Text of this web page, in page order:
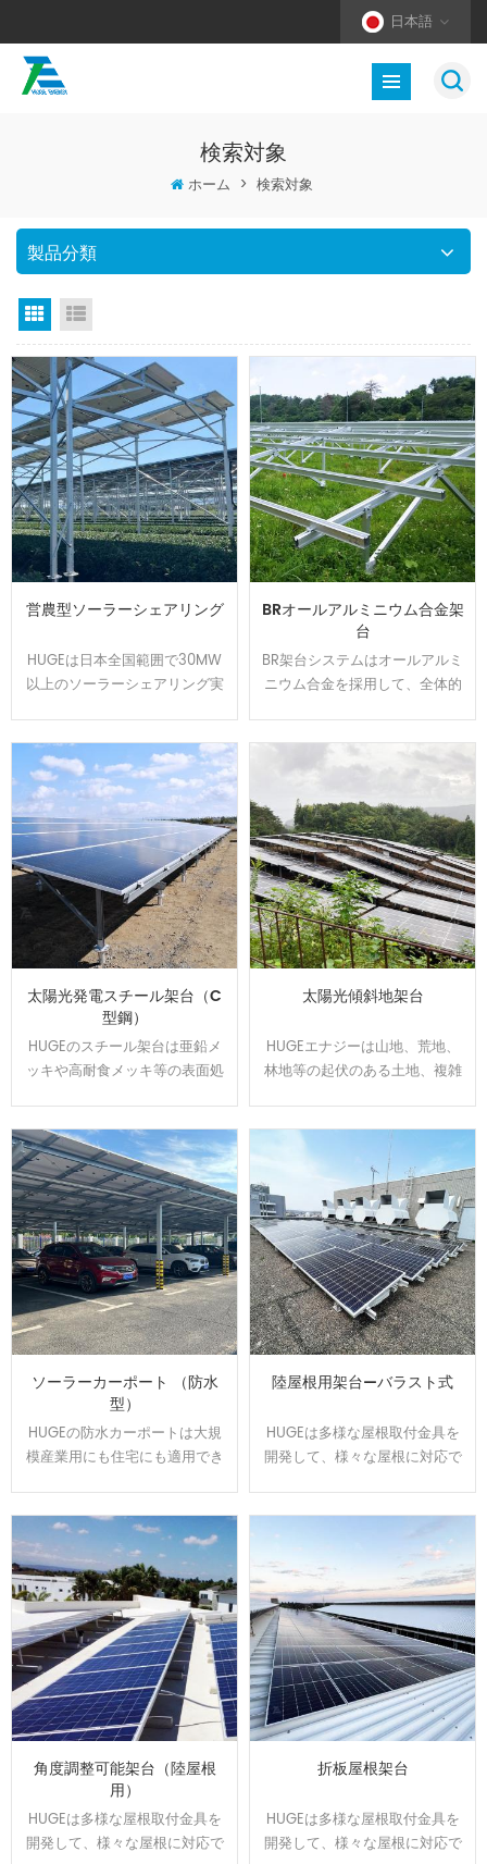
日本語
検索対象
ホーム > 検索対象
製品分類
グリッドビュー
営農型ソーラーシェアリング
HUGEは日本全国範囲で30MW
以上のソーラーシェアリング実
発して、太陽光パネルの影が夏
の高温から作物や耕作者を守り
ます。農地資源の有効活用と経
済収益をアップするのはお客様
から良い評判を貰いました。
BRオールアルミニウム合金架
台
BR架台システムはオールアルミ
ニウム合金を採用して、全体的
ンに取り付けられます、太陽光
発電システムを設置する時間と
コストは節約できます。アルミ
表面は陽極処理で、耐食性が強
くて、太陽光架台は悪質な環境
で長い使用寿命を確保できま
す。
太陽光発電スチール架台（C
型鋼）
HUGEのスチール架台は亜鉛メ
ッキや高耐食メッキ等の表面処
量鉄骨構造で、スパンを最大化
し、基礎数を抑えたご提案が可
能です。他の材質に比べ値段が
安いです。
太陽光傾斜地架台
HUGEエナジーは山地、荒地、
林地等の起伏のある土地、複雑
100MW以上の実績経験あり、開
発した回転金具はいろいろな土
地傾斜問題を解決できます。
ソーラーカーポート （防水
型）
HUGEの防水カーポートは大規
模産業用にも住宅にも適用でき
になります。太陽光の発電力を
維持しながら、雨の日の水漏れ
に悩む事もなくなります。
陸屋根用架台—バラスト式
HUGEは多様な屋根取付金具を
開発して、様々な屋根に対応で
計、製造可能です。効率よく、
施工性に優れた架台です。
角度調整可能架台（陸屋根
用）
HUGEは多様な屋根取付金具を
開発して、様々な屋根に対応で
折板屋根架台
HUGEは多様な屋根取付金具を
開発して、様々な屋根に対応で